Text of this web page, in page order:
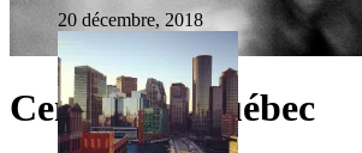
Centre-du-Québec
20 décembre, 2018